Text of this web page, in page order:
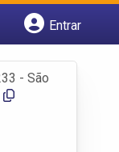
Entrar
- São